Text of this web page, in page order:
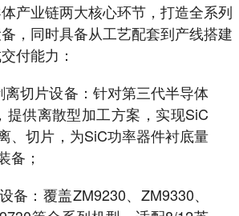
产业链两大核心环节，打造全系列
，同时具备从工艺配套到产线搭建
付能力：
离切片设备：针对第三代半导体
提供离散型加工方案，实现SiC
、切片，为SiC功率器件衬底量
备；
备：覆盖ZM9230、ZM9330、